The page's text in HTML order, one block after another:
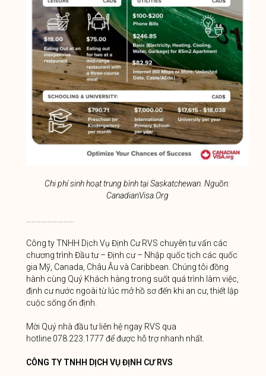
Chi phí sinh hoạt trung bình tại Saskatchewan. Nguồn:
CanadianVisa.Org
………………………
Công ty TNHH Dịch Vụ Định Cư RVS chuyên tư vấn các
chương trình Đầu tư – Định cư – Nhập quốc tịch các quốc
gia Mỹ, Canada, Châu Âu và Caribbean. Chúng tôi đồng
hành cùng Quý Khách hàng trong suốt quá trình làm việc,
định cư nước ngoài từ lúc mở hồ sơ đến khi an cư, thiết lập
cuộc sống ổn định.
Mời Quý nhà đầu tư liên hệ ngay RVS qua
hotline 078.223.1777 để được hỗ trợ nhanh nhất.
CÔNG TY TNHH DỊCH VỤ ĐỊNH CƯ RVS